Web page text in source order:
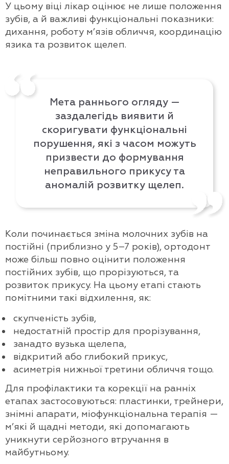
У цьому віці лікар оцінює не лише положення
зубів, а й важливі функціональні показники:
дихання, роботу м’язів обличчя, координацію
язика та розвиток щелеп.
Мета раннього огляду —
заздалегідь виявити й
скоригувати функціональні
порушення, які з часом можуть
призвести до формування
неправильного прикусу та
аномалій розвитку щелеп.
Коли починається зміна молочних зубів на
постійні (приблизно у 5–7 років), ортодонт
може більш повно оцінити положення
постійних зубів, що прорізуються, та
розвиток прикусу. На цьому етапі стають
помітними такі відхилення, як:
скупченість зубів,
недостатній простір для прорізування,
занадто вузька щелепа,
відкритий або глибокий прикус,
асиметрія нижньої третини обличчя тощо.
Для профілактики та корекції на ранніх
етапах застосовуються: пластинки, трейнери,
знімні апарати, міофункціональна терапія —
м’які й щадні методи, які допомагають
уникнути серйозного втручання в
майбутньому.